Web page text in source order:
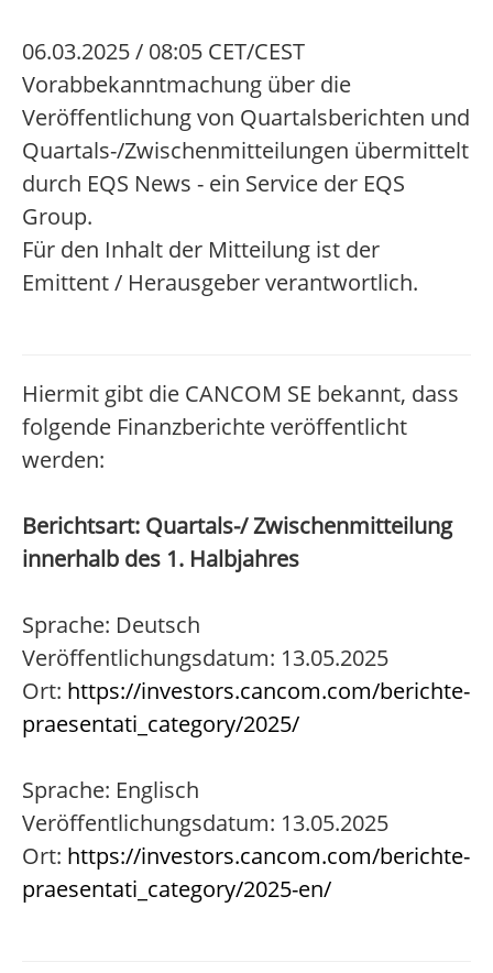
06.03.2025 / 08:05 CET/CEST
Vorabbekanntmachung über die
Veröffentlichung von Quartalsberichten und
Quartals-/Zwischenmitteilungen übermittelt
durch EQS News - ein Service der EQS
Group.
Für den Inhalt der Mitteilung ist der
Emittent / Herausgeber verantwortlich.
Hiermit gibt die CANCOM SE bekannt, dass
folgende Finanzberichte veröffentlicht
werden:
Berichtsart: Quartals-/ Zwischenmitteilung
innerhalb des 1. Halbjahres
Sprache: Deutsch
Veröffentlichungsdatum: 13.05.2025
Ort: https://investors.cancom.com/berichte-
praesentati_category/2025/
Sprache: Englisch
Veröffentlichungsdatum: 13.05.2025
Ort: https://investors.cancom.com/berichte-
praesentati_category/2025-en/